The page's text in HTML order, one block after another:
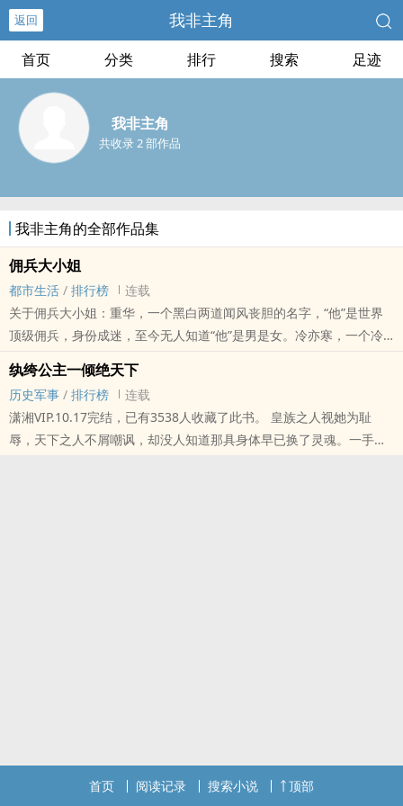
返回 我非主角
首页 分类 排行 搜索 足迹
我非主角
共收录 2 部作品
我非主角的全部作品集
佣兵大小姐
都市生活 / 排行榜
连载
关于佣兵大小姐：重华，一个黑白两道闻风丧胆的名字，“他”是世界
顶级佣兵，身份成迷，至今无人知道“他”是男是女。冷亦寒，一个冷
家流落在外的私生女，十八岁才被接回冷家。两个身份相差万里的
人，谁又能想到那..
纨绔公主一倾绝天下
历史军事 / 排行榜
连载
潇湘VIP.10.17完结，已有3538人收藏了此书。 皇族之人视她为耻
辱，天下之人不屑嘲讽，却没人知道那具身体早已换了灵魂。一手敛
首页 阅读记录 搜索小说 顶部